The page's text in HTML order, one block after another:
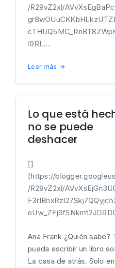
/R29vZ2xl/
I9RL...
Leer más →
Lo que está
no se puede
deshacer
[]
(https://
/R29vZ2xl/
Ana Frank ¿Quién sabe?
pueda escribir un libro
La casa de atrás. Solo